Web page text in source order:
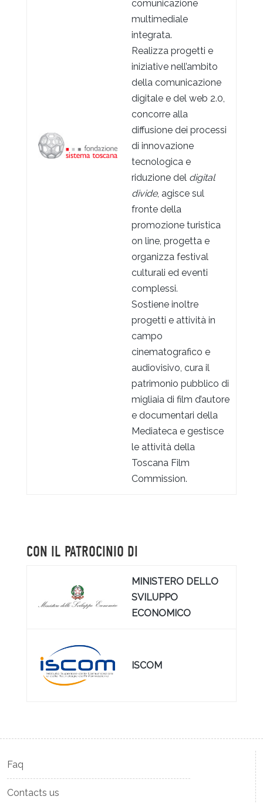
comunicazione
multimediale
integrata.
Realizza progetti e
iniziative nell’ambito
della comunicazione
digitale e del web 2.0,
concorre alla
diffusione dei processi
di innovazione
tecnologica e
riduzione del digital
divide, agisce sul
fronte della
promozione turistica
on line, progetta e
organizza festival
culturali ed eventi
complessi.
Sostiene inoltre
progetti e attività in
campo
cinematografico e
audiovisivo, cura il
patrimonio pubblico di
migliaia di film d’autore
e documentari della
Mediateca e gestisce
le attività della
Toscana Film
Commission.
CON IL PATROCINIO DI
MINISTERO DELLO
SVILUPPO
ECONOMICO
ISCOM
Faq
Contacts us